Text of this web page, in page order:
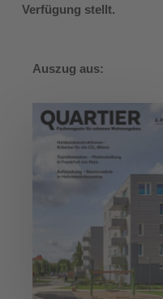
Verfügung stellt.
Auszug aus: